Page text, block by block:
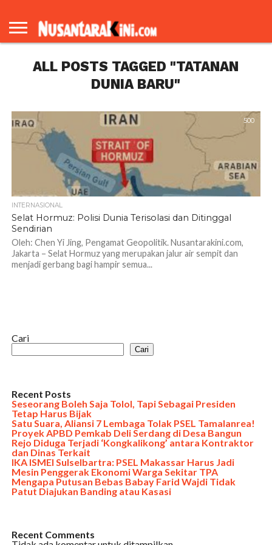
BERANDA
KAMI
ALL POSTS TAGGED "TATANAN
DUNIA BARU"
500
INTERNASIONAL
Selat Hormuz: Polisi Dunia Terisolasi dan Ditinggal
Sendirian
Oleh: Chen Yi Jing, Pengamat Geopolitik. Nusantarakini.com,
Jakarta – Selat Hormuz yang merupakan jalur air sempit dan
menjadi gerbang bagi hampir semua...
Cari
Cari
Recent Posts
Seseorang Boleh Saja Tolol, Tapi Sebagai Presiden
Tetap Harus Bijak
Satu Suara, Aliansi 7 Lembaga Tolak PSEL Tamalanrea!
Proyek APBD Pemkab Deli Serdang di Desa Bangun
Rejo Diduga Terjadi ‘Kongkalikong’ antara Kontraktor
dan Dinas Terkait
IKA ISMEI Sulselbartra: PSEL Makassar Harus Jadi
Mesin Penggerak Ekonomi Warga Sekitar TPA
Mengapa Putusan Bebas Babay Farid Wajdi Tidak
Patut Diajukan Banding atau Kasasi
Recent Comments